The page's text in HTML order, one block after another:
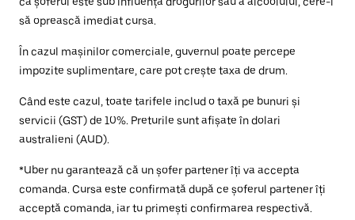
să oprească imediat cursa.
În cazul mașinilor comerciale, guvernul poate percepe
impozite suplimentare, care pot crește taxa de drum.
Când este cazul, toate tarifele includ o taxă pe bunuri și
servicii (GST) de 10%. Preturile sunt afișate în dolari
australieni (AUD).
*Uber nu garantează că un șofer partener îți va accepta
comanda. Cursa este confirmată după ce șoferul partener îți
acceptă comanda, iar tu primești confirmarea respectivă.